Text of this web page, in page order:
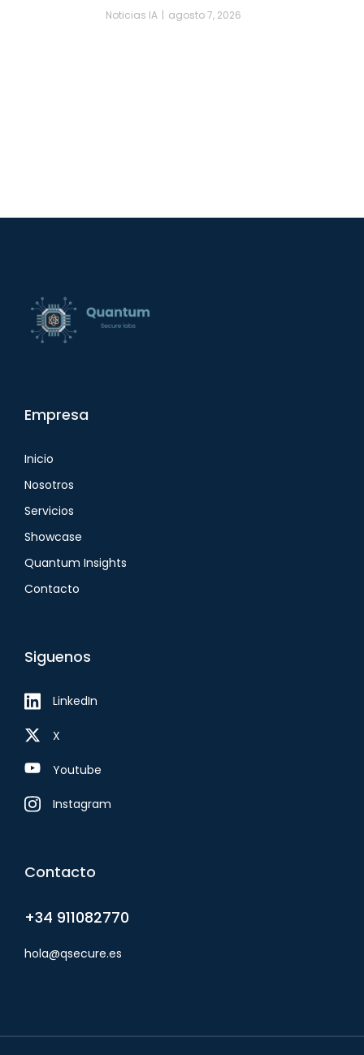
Noticias IA agosto 7, 2026
Empresa
Inicio
Nosotros
Servicios
Showcase
Quantum Insights
Contacto
Siguenos
LinkedIn
X
Youtube
Instagram
Contacto
+34 911082770
hola@qsecure.es